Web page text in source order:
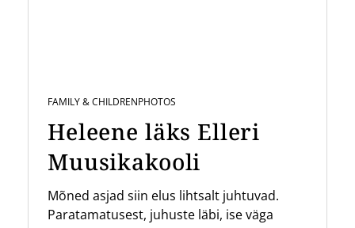
FAMILY & CHILDRENPHOTOS
Heleene läks Elleri
Muusikakooli
Mõned asjad siin elus lihtsalt juhtuvad.
Paratamatusest, juhuste läbi, ise väga